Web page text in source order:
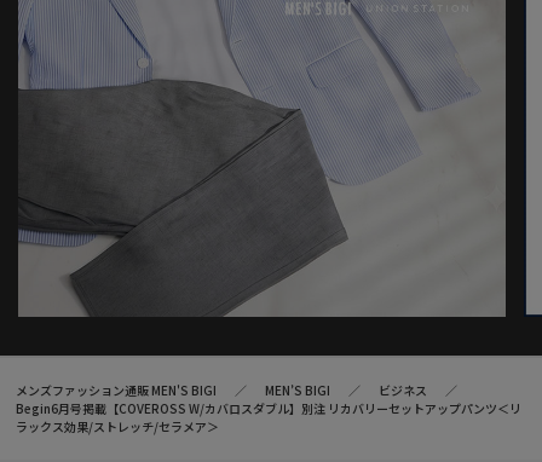
メンズファッション通販 MEN'S BIGI MEN’S BIGI
ビジネス
Begin6月号掲載【COVEROSS W/カバロスダブル】別注 リカバリーセットアップパンツ＜リ
ラックス効果/ストレッチ/セラメア＞